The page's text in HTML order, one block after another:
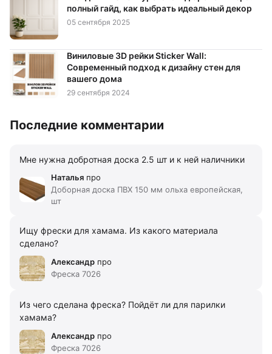
полный гайд, как выбрать идеальный декор
05 сентября 2025
Виниловые 3D рейки Sticker Wall:
Современный подход к дизайну стен для
вашего дома
29 сентября 2024
Последние комментарии
Мне нужна добротная доска 2.5 шт и к ней наличники
Наталья про
Доборная доска ПВХ 150 мм ольха европейская,
шт
Ищу фрески для хамама. Из какого материала
сделано?
Александр про
Фреска 7026
Из чего сделана фреска? Пойдёт ли для парилки
хамама?
Александр про
Фреска 7026